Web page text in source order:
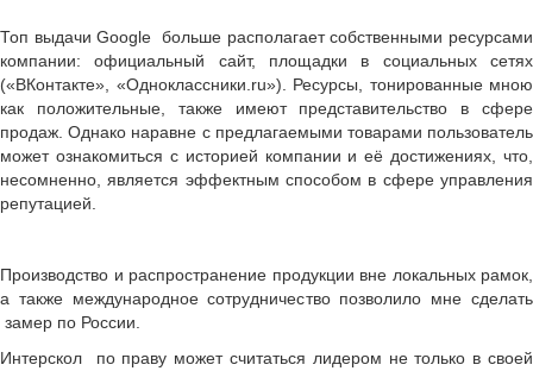
Топ выдачи Google больше располагает собственными ресурсами
компании: официальный сайт, площадки в социальных сетях
(«ВКонтакте», «Одноклассники.ru»). Ресурсы, тонированные мною
как положительные, также имеют представительство в сфере
продаж. Однако наравне с предлагаемыми товарами пользователь
может ознакомиться с историей компании и её достижениях, что,
несомненно, является эффектным способом в сфере управления
репутацией.
Производство и распространение продукции вне локальных рамок,
а также международное сотрудничество позволило мне сделать
замер по России.
Интерскол по праву может считаться лидером не только в своей